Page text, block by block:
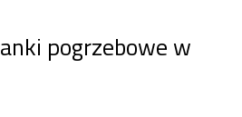
pogrzebowe w